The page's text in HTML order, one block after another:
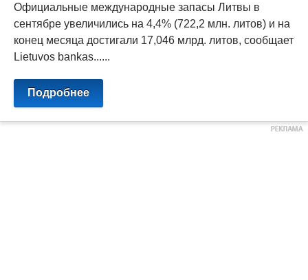
Официальные международные запасы Литвы в
сентябре увеличились на 4,4% (722,2 млн. литов) и на
конец месяца достигали 17,046 млрд. литов, сообщает
Lietuvos bankas......
Подробнее